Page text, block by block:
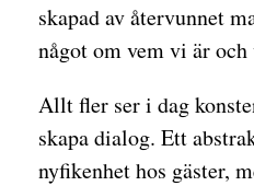
skapad av återvunnet
något om vem vi är
Allt fler ser i dag
skapa dialog. Ett
nyfikenhet hos gäster,